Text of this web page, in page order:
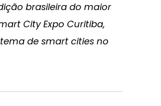
brasileira do maior
City Expo Curitiba,
de smart cities no